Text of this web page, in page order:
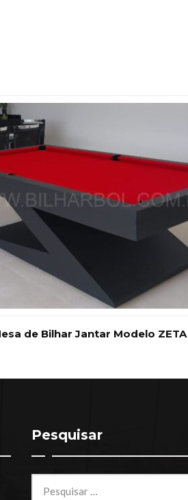
de Bilhar Jantar Modelo ZETA
Pesquisar
por: